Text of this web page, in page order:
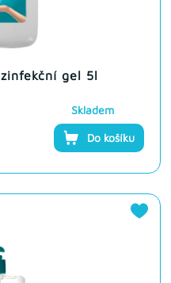
gel 5l
Skladem
Do košíku